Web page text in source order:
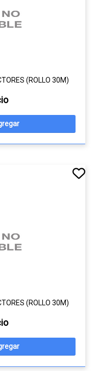
(ROLLO 30M)
(ROLLO 30M)